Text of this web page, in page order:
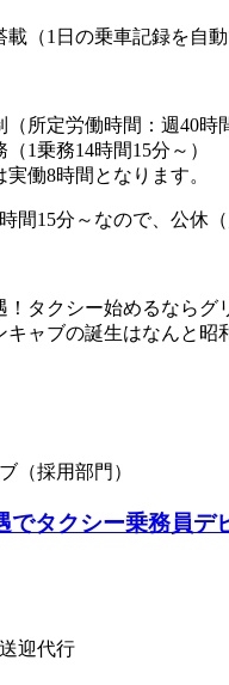
（1日の乗車記録を自
所定労働時間：週40時
1乗務14時間15分～）
働8時間となります。
間15分～なので、公休
タクシー始めるならグ
キャブの誕生はなんと昭
（採用部門）
でタクシー乗務員デ
迎代行